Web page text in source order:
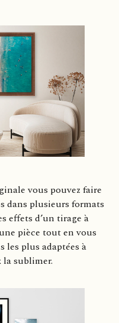
vous pouvez faire
dans plusieurs formats
effets d’un tirage à
pièce tout en vous
plus adaptées à
sublimer.